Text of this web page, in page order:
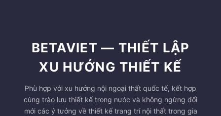
BETAVIET — THIẾT LẬP
XU HƯỚNG THIẾT KẾ
Phù hợp với xu hướng nội ngoại thất quốc tế, kết hợp
cùng trào lưu thiết kế trong nước và không ngừng đổi
mới các ý tưởng về thiết kế trang trí nội thất trong gia